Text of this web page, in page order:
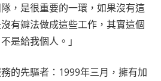
，是很重要的一環，如果沒有這
有辧法做成這些工作，其實這個
是給我個人。」
的先驅者：1999年三月，擁有加